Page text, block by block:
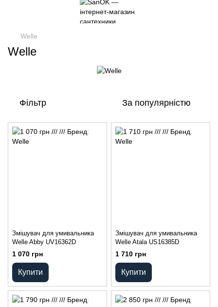
Welle
Welle
Фільтр За популярністю
Змішувач для умивальника
Welle Abby UV16362D
1 070 грн
Купити
Змішувач для умивальника
Welle Atala US16385D
1 710 грн
Купити